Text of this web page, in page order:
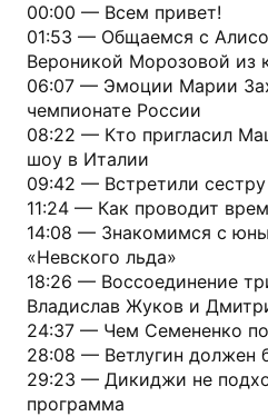
00:00 — Всем привет!
01:53 — Общаемся с
Вероникой Морозовой из
06:07 — Эмоции Марии
чемпионате России
08:22 — Кто пригласил
шоу в Италии
09:42 — Встретили
11:24 — Как проводит
14:08 — Знакомимся с
«Невского льда»
18:26 — Воссоединение
Владислав Жуков и
24:37 — Чем Семененко
28:08 — Ветлугин должен
29:23 — Дикиджи не
программа